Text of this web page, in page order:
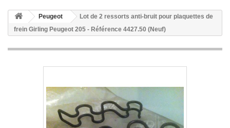
Peugeot
Lot de 2 ressorts anti-bruit pour plaquettes de
frein Girling Peugeot 205 - Référence 4427.50 (Neuf)